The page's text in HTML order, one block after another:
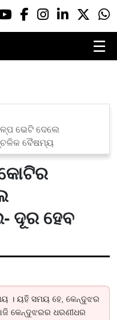
☰
ଭେଟି ଦେଲେ
ବୈଷମ୍ୟ
ଦୂର ହେବ
। ୟହି ସମୟ ହେ, କେନ୍ଦୁଝର
କେନ୍ଦୁଝରର ଧରଣୀଧର